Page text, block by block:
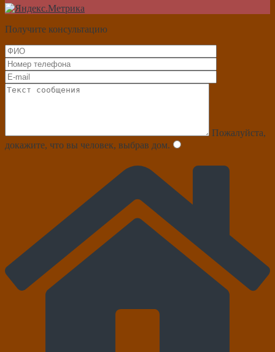
Получите консультацию
Пожалуйста,
докажите, что вы человек, выбрав дом.